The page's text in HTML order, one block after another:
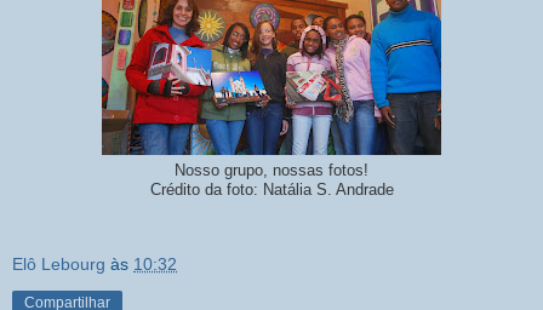
Nosso grupo, nossas fotos!
Crédito da foto: Natália S. Andrade
Elô Lebourg às 10:32
Compartilhar